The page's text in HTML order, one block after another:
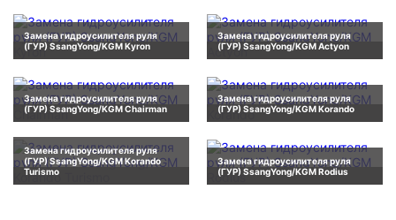
Замена гидроусилителя руля
(ГУР) SsangYong/KGM Kyron
Замена гидроусилителя руля
(ГУР) SsangYong/KGM Actyon
Замена гидроусилителя руля
(ГУР) SsangYong/KGM Chairman
Замена гидроусилителя руля
(ГУР) SsangYong/KGM Korando
Замена гидроусилителя руля
(ГУР) SsangYong/KGM Korando
Turismo
Замена гидроусилителя руля
(ГУР) SsangYong/KGM Rodius